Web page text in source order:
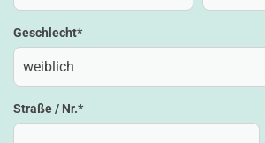
Geschlecht*
Straße / Nr.*